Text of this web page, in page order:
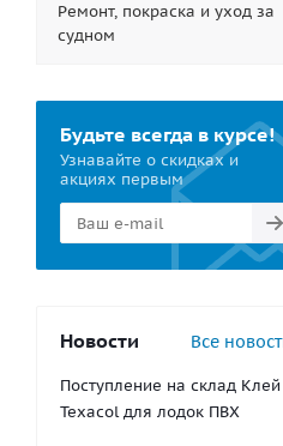
Ремонт, покраска и уход за
судном
Будьте всегда в курсе!
Узнавайте о скидках и
акциях первым
Новости Все
Поступление на склад Клей
Texacol для лодок ПВХ